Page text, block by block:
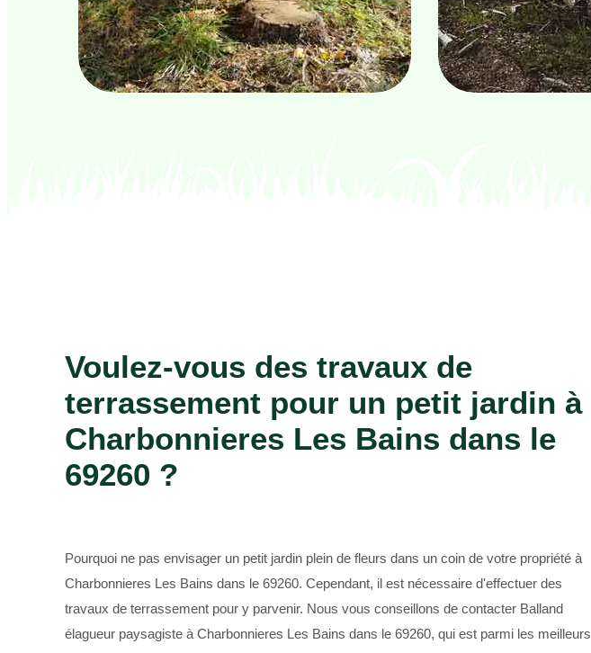
Voulez-vous des travaux de
terrassement pour un petit jardin à
Charbonnieres Les Bains dans le
69260 ?
Pourquoi ne pas envisager un petit jardin plein de fleurs dans un coin de votre propriété à
Charbonnieres Les Bains dans le 69260. Cependant, il est nécessaire d'effectuer des
travaux de terrassement pour y parvenir. Nous vous conseillons de contacter Balland
élagueur paysagiste à Charbonnieres Les Bains dans le 69260, qui est parmi les meilleurs